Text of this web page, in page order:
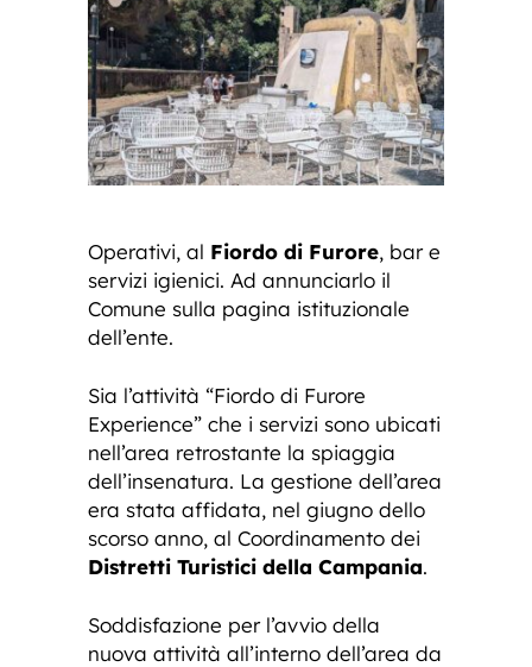
Operativi, al Fiordo di Furore, bar e
servizi igienici. Ad annunciarlo il
Comune sulla pagina istituzionale
dell’ente.
Sia l’attività “Fiordo di Furore
Experience” che i servizi sono ubicati
nell’area retrostante la spiaggia
dell’insenatura. La gestione dell’area
era stata affidata, nel giugno dello
scorso anno, al Coordinamento dei
Distretti Turistici della Campania.
Soddisfazione per l’avvio della
nuova attività all’interno dell’area da